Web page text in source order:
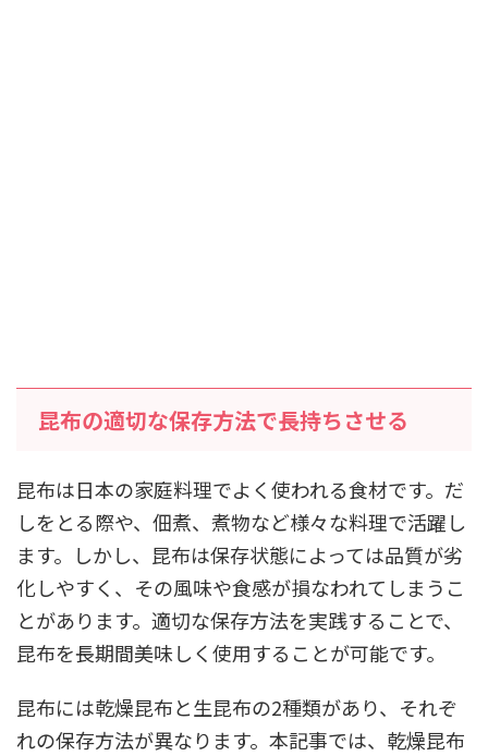
昆布の適切な保存方法で長持ちさせる
昆布は日本の家庭料理でよく使われる食材です。だ
しをとる際や、佃煮、煮物など様々な料理で活躍し
ます。しかし、昆布は保存状態によっては品質が劣
化しやすく、その風味や食感が損なわれてしまうこ
とがあります。適切な保存方法を実践することで、
昆布を長期間美味しく使用することが可能です。
昆布には乾燥昆布と生昆布の2種類があり、それぞ
れの保存方法が異なります。本記事では、乾燥昆布